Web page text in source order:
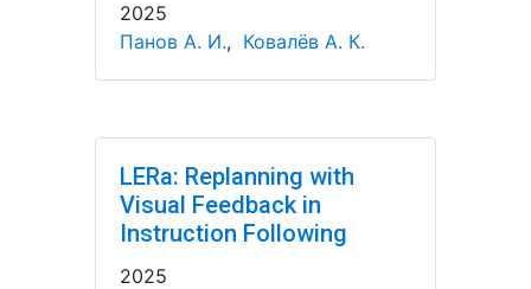
2025
Панов А. И., Ковалёв А. К.
LERa: Replanning with
Visual Feedback in
Instruction Following
2025